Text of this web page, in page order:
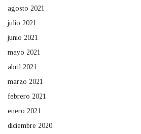
agosto 2021
julio 2021
junio 2021
mayo 2021
abril 2021
marzo 2021
febrero 2021
enero 2021
diciembre 2020